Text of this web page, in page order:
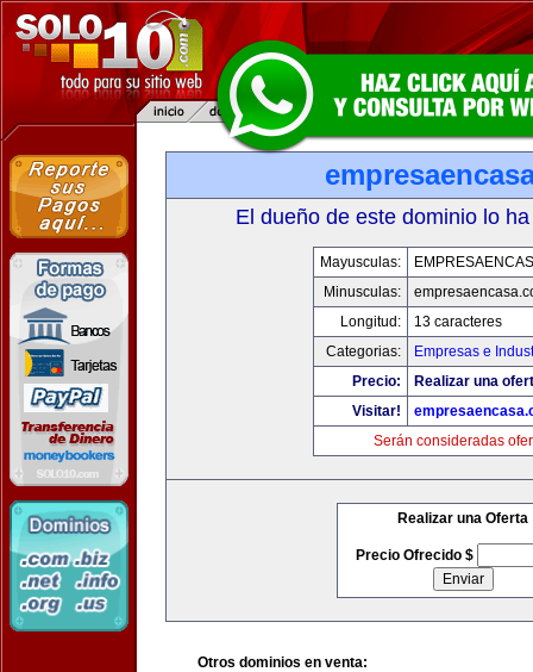
El dueño de este dominio lo
Mayusculas:
Minusculas:
Longitud:
13 caracteres
Categorias:
Empresas e
Precio:
Realizar una
Visitar!
Serán consideradas
Realizar una Oferta
Precio Ofrecido $
Otros dominios en venta: